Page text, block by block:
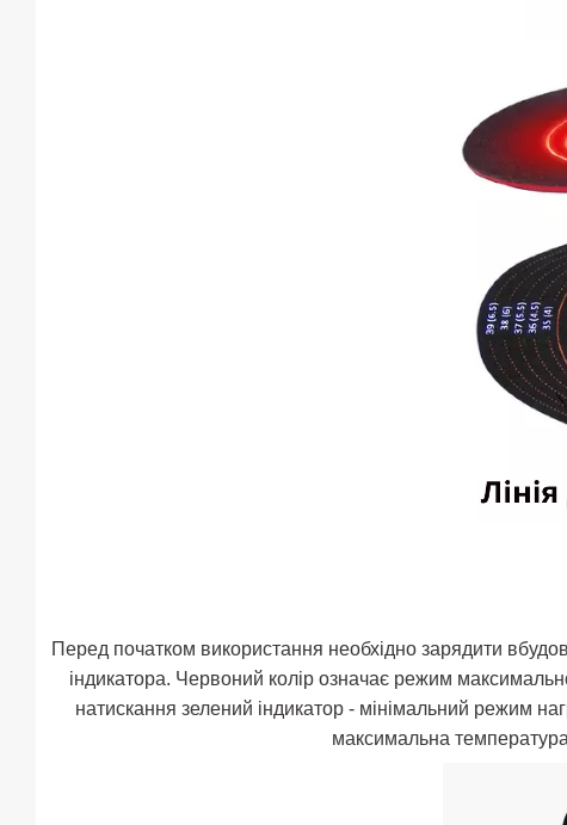
Перед початком використання необхідно зарядити
індикатора. Червоний колір означає режим
натискання зелений індикатор - мінімальний режим
максимальна